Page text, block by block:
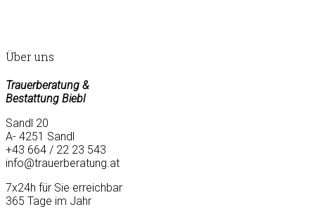
Über uns
Trauerberatung &
Bestattung Biebl
Sandl 20
A- 4251 Sandl
+43 664 / 22 23 543
info@trauerberatung.at
7x24h für Sie erreichbar
365 Tage im Jahr